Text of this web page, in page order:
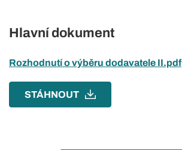
Hlavní dokument
Rozhodnutí o výběru dodavatele II.pdf
STÁHNOUT